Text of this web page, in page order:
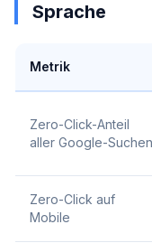
Sprache
Metrik
Zero-Click-Anteil
aller Google-Suchen
Zero-Click auf
Mobile